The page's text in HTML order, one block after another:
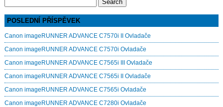
POSLEDNÍ PŘÍSPĚVEK
Canon imageRUNNER ADVANCE C7570i II Ovladače
Canon imageRUNNER ADVANCE C7570i Ovladače
Canon imageRUNNER ADVANCE C7565i III Ovladače
Canon imageRUNNER ADVANCE C7565i II Ovladače
Canon imageRUNNER ADVANCE C7565i Ovladače
Canon imageRUNNER ADVANCE C7280i Ovladače